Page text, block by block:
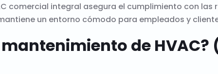
comercial integral asegura el cumplimiento con las
un entorno cómodo para empleados y
de HVAC?